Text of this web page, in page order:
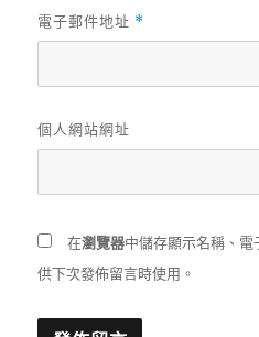
電子郵件地址 *
個人網站網址
在瀏覽器中儲存顯示名稱、
供下次發佈留言時使用。